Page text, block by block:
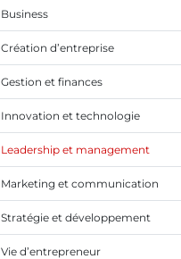
Business
Création d’entreprise
Gestion et finances
Innovation et technologie
Leadership et management
Marketing et communication
Stratégie et développement
Vie d’entrepreneur